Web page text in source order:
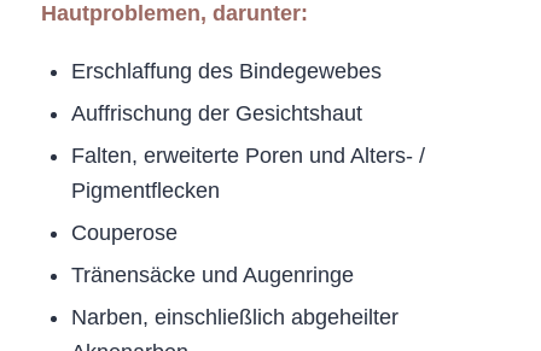
Hautproblemen, darunter:
Erschlaffung des Bindegewebes
Auffrischung der Gesichtshaut
Falten, erweiterte Poren und Alters- /
Pigmentflecken
Couperose
Tränensäcke und Augenringe
Narben, einschließlich abgeheilter